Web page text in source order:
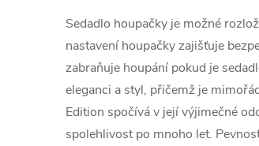
Sedadlo houpačky je možné
nastavení houpačky zajišťuje
zabraňuje houpání pokud je
eleganci a styl, přičemž je
Edition spočívá v její výjimečné
spolehlivost po mnoho let.